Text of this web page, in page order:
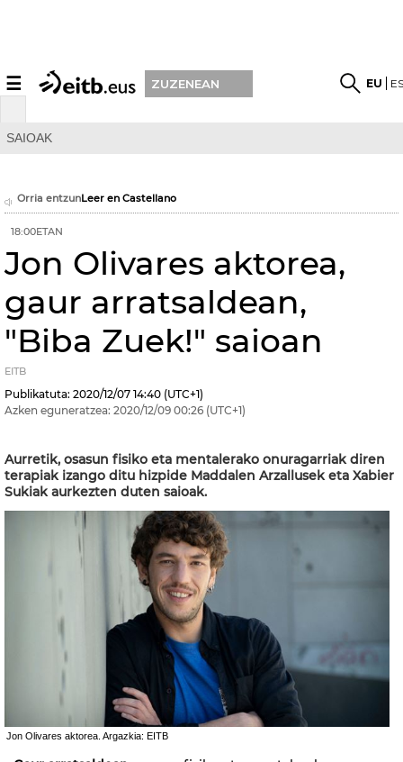
☰ ZUZENEAN EU
SAIOAK
Orria entzunLeer en Castellano
18:00ETAN
Jon Olivares aktorea,
gaur arratsaldean,
"Biba Zuek!" saioan
EITB
Publikatuta: 2020/12/07 14:40 (UTC+1)
Azken eguneratzea: 2020/12/09 00:26 (UTC+1)
Aurretik, osasun fisiko eta mentalerako onuragarriak diren
terapiak izango ditu hizpide Maddalen Arzallusek eta Xabier
Sukiak aurkezten duten saioak.
Jon Olivares aktorea. Argazkia: EITB